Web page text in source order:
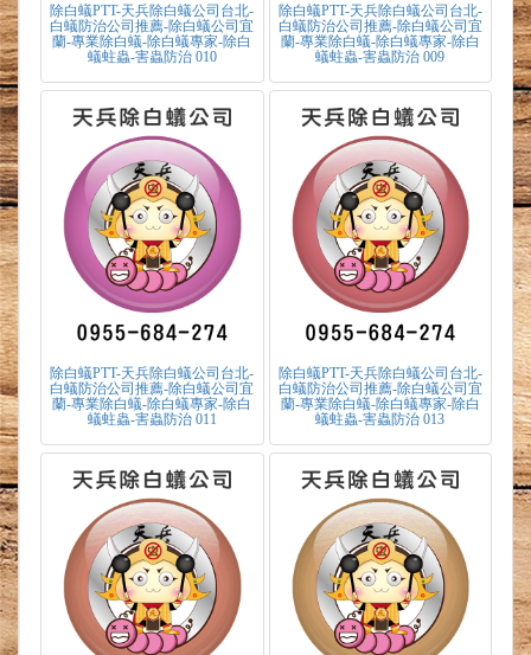
除白蟻PTT-天兵除白蟻公司台北-
白蟻防治公司推薦-除白蟻公司宜
蘭-專業除白蟻-除白蟻專家-除白
蟻蛀蟲-害蟲防治 010
除白蟻PTT-天兵除白蟻公司台北-
白蟻防治公司推薦-除白蟻公司宜
蘭-專業除白蟻-除白蟻專家-除白
蟻蛀蟲-害蟲防治 009
除白蟻PTT-天兵除白蟻公司台北-
白蟻防治公司推薦-除白蟻公司宜
蘭-專業除白蟻-除白蟻專家-除白
蟻蛀蟲-害蟲防治 011
除白蟻PTT-天兵除白蟻公司台北-
白蟻防治公司推薦-除白蟻公司宜
蘭-專業除白蟻-除白蟻專家-除白
蟻蛀蟲-害蟲防治 013